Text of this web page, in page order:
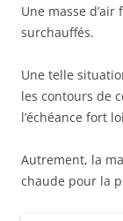
Une masse
surchauffés.
Une telle
les contours de
l’échéance fort
Autrement, la
chaude pour la